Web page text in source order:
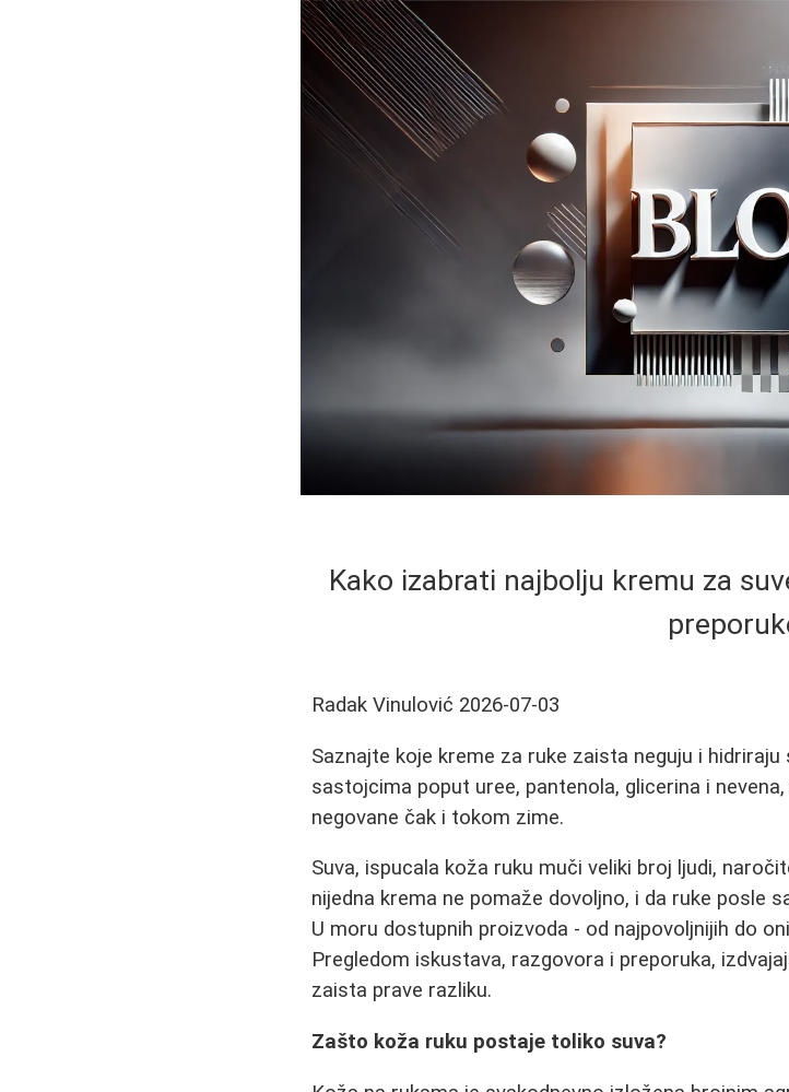
Kako izabrati najbolju kremu za
Radak Vinulović 2026-07-03
Saznajte koje kreme za ruke zaista neguju i
sastojcima poput uree, pantenola, glicerina i
negovane čak i tokom zime.
Suva, ispucala koža ruku muči veliki broj ljudi,
nijedna krema ne pomaže dovoljno, i da ruke posle
U moru dostupnih proizvoda - od najpovoljnijih do
Pregledom iskustava, razgovora i preporuka,
zaista prave razliku.
Zašto koža ruku postaje toliko suva?